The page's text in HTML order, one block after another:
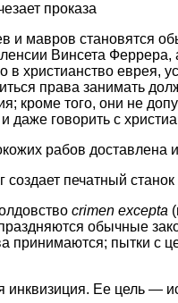
проказа
и мавров становятся
Винсета
христианство еврея,
права занимать
кроме того, они не
даже говорить с
рабов доставлена
создает печатный станок
crimen excepta
обычные
принимаются; пытки с
инквизиция. Ее цель —